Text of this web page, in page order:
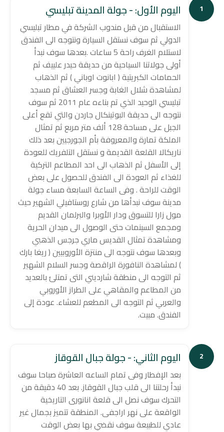
1 اليوم الأول: - جولة المدينة تبليسي
الاستقبال من قبل مندوب الشركة في مطار تبليسي
الدولي ثم سوف نستقل السيارة ونتوجه الى الفندق
لاستلام الغرف راحة 5 ساعات .بعدها سوف نبدأ
أولى جولاتنا السياحية من حديقة حيدر علييف ثم
الحمامات الكبريتية ( ابانوت اوباني ) ثم الذهاب
لمشاهدة شلال الغابة وجسر العشاق ثم مسجد
تبليسي الوحيد الذي تم بناءه عام 2011 ثم سوف
نتوجه الى حديقة البوتينكال جاردن والتي تقع أعلى
الجبل على مساحة 128 ألف متر مربع ثم تمثال
الملكة تمارة والمعروفة بأم الجورجيين بعد ذلك
ناريكالا القلعة القديمة و نستقل التلفريك للعودة
إلى الأسفل ثم الذهاب الى احد المطاعم التركية
للغذاء ثم العودة الى الفندق للحصول على بعض
الوقت للراحة . وفى الساعة السابعة مساء جولة
مدينة سوف نبدأها من شارع روستافيلي الشهير حيث
مول زارا للتسوق ودار الأوبرا والبرلمان القديم
ومجمع السينمات حتى الوصول الى ميدان الحرية
ومشاهدة تمثال القديس ماري جرجس الذهبي
وبعدها سوف نتوجه الى منتزة الأوروبيين ( ريغا بارك
) لمشاهدة النافورة الراقصة وجسر السلام الشهير
ثم التوجه الى منطقة شارديني التى تمتلئ بالعديد
من المطاعم والمقاهي على الطراز الأوروبي
والعربي ثم التوجه الى المطعم للعشاء. عودة إلى
الفندق. مبيت.
2 اليوم الثاني: - جولة جبال القوقاز
بعد الإفطار وفى تمام الساعه العاشرة صباحا سوف
نبدأ رحلتنا الى قلب جبال القوقاز. بعد 40 دقيقة من
التحرك سوف نصل الى قلعة انانورى التاريخية
الواقعة على نهر اراجفى. المنطقة تتميز بجمال غير
عادي للطبيعة سوف نقضي بها بعض الوقت